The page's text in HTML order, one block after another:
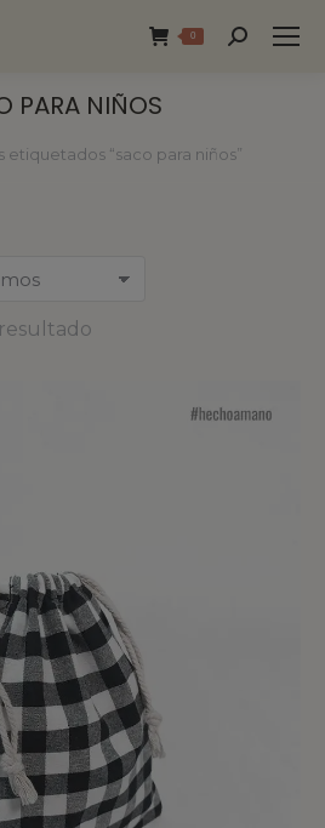
0
PARA NIÑOS
etiquetados “saco para niños”